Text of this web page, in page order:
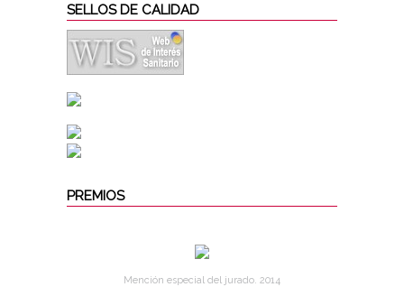
SELLOS DE CALIDAD
PREMIOS
Mención especial del jurado. 2014